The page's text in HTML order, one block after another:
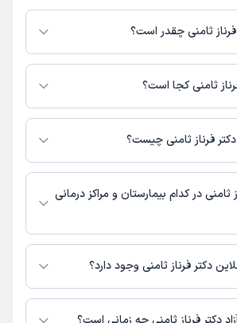
علائم و درمان بیماری‌های مرتبط با عمومی فعالیت
ثامنی چقدر است؟
دکتر فرناز ثامنی، لازم است با مطب تماس بگیرید.
ثامنی کجا است؟
مطب دکتر فرناز ثامنی در حال حاضر در دسترس
دقیق‌تر، لطفاً با مطب تماس بگیرید.
فرناز ثامنی چیست؟
ثامنی در حال حاضر در این صفحه ثبت نشده
ثامنی در کدام بیمارستان و مراکز درمانی
دکتر فرناز ثامنی در مراکز درمانی در دسترس نیست.
دکتر فرناز ثامنی وجود دارد؟
ارائه ویزیت آنلاین توسط دکتر فرناز ثامنی در
اطلاعات دقیق‌تر، لطفاً با مطب تماس بگیرید.